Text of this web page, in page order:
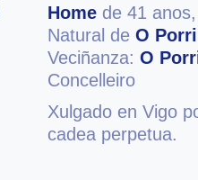
Home de 41
Natural de O
Veciñanza: O
Concelleiro
Xulgado en Vigo
cadea perpetua.